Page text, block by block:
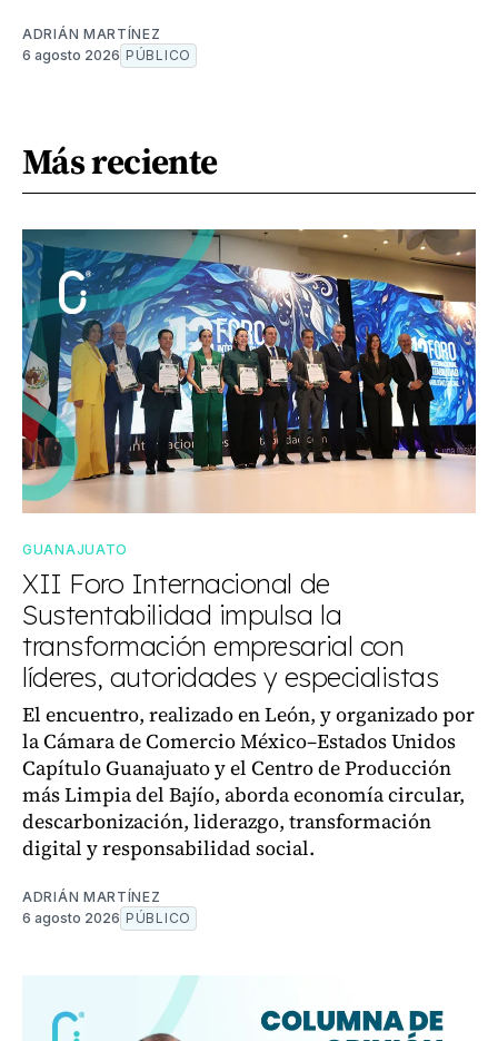
ADRIÁN MARTÍNEZ
6 agosto 2026 PÚBLICO
Más reciente
GUANAJUATO
XII Foro Internacional de
Sustentabilidad impulsa la
transformación empresarial con
líderes, autoridades y especialistas
El encuentro, realizado en León, y organizado por
la Cámara de Comercio México–Estados Unidos
Capítulo Guanajuato y el Centro de Producción
más Limpia del Bajío, aborda economía circular,
descarbonización, liderazgo, transformación
digital y responsabilidad social.
ADRIÁN MARTÍNEZ
6 agosto 2026 PÚBLICO